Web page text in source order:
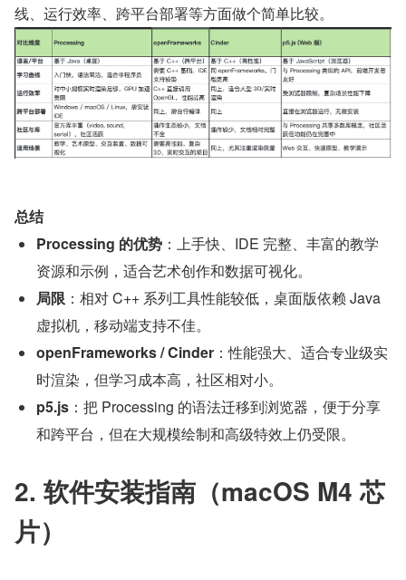
线、运行效率、跨平台部署等方面做个简单比较。
总结
Processing 的优势 ：上手快、IDE 完整、丰富的教学
资源和示例，适合艺术创作和数据可视化。
局限 ：相对 C++ 系列工具性能较低，桌面版依赖 Java
虚拟机，移动端支持不佳。
openFrameworks / Cinder ：性能强大、适合专业级实
时渲染，但学习成本高，社区相对小。
p5.js ：把 Processing 的语法迁移到浏览器，便于分享
和跨平台，但在大规模绘制和高级特效上仍受限。
2. 软件安装指南（macOS M4 芯
片）